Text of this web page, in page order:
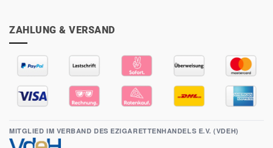
ZAHLUNG & VERSAND
MITGLIED IM VERBAND DES EZIGARETTENHANDELS E.V. (VDEH)